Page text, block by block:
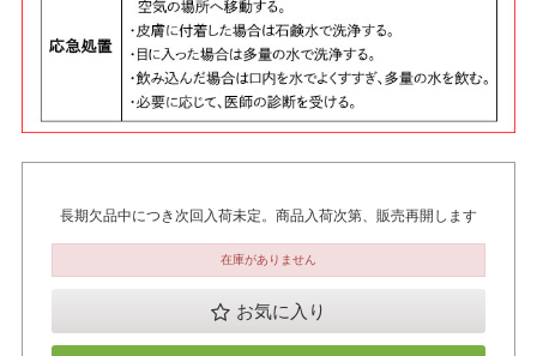
長期欠品中につき次回入荷未定。商品入荷次第、販売再開します
在庫がありません
お気に入り